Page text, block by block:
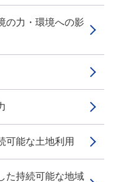
の力・環境への影
能な土地利用
た持続可能な地域